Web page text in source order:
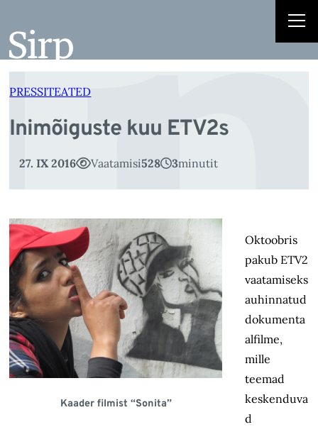
juurde
PRESSITEATED
Inimõiguste kuu ETV2s
27. IX 2016 Vaatamisi528 3minutit
Kaader filmist “Sonita”
Oktoobris
pakub ETV2
vaatamiseks
auhinnatud
dokumenta
alfilme,
mille
teemad
keskenduva
d